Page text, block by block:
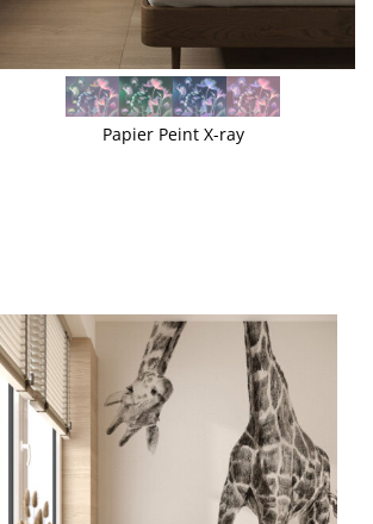
VOIR PLUS
Papier Peint X-ray